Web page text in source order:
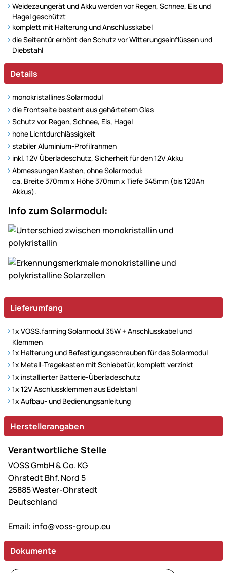
Weidezaungerät und Akku werden vor Regen, Schnee, Eis und
Hagel geschützt
komplett mit Halterung und Anschlusskabel
die Seitentür erhöht den Schutz vor Witterungseinflüssen und
Diebstahl
Details
monokristallines Solarmodul
die Frontseite besteht aus gehärtetem Glas
Schutz vor Regen, Schnee, Eis, Hagel
hohe Lichtdurchlässigkeit
stabiler Aluminium-Profilrahmen
inkl. 12V Überladeschutz, Sicherheit für den 12V Akku
Abmessungen Kasten, ohne Solarmodul:
ca. Breite 370mm x Höhe 370mm x Tiefe 345mm (bis 120Ah
Akkus).
Info zum Solarmodul:
Lieferumfang
1x VOSS.farming Solarmodul 35W + Anschlusskabel und
Klemmen
1x Halterung und Befestigungsschrauben für das Solarmodul
1x Metall-Tragekasten mit Schiebetür, komplett verzinkt
1x installierter Batterie-Überladeschutz
1x 12V Aschlussklemmen aus Edelstahl
1x Aufbau- und Bedienungsanleitung
Herstellerangaben
Verantwortliche Stelle
VOSS GmbH & Co. KG
Ohrstedt Bhf. Nord 5
25885 Wester-Ohrstedt
Deutschland
Email: info@voss-group.eu
Dokumente